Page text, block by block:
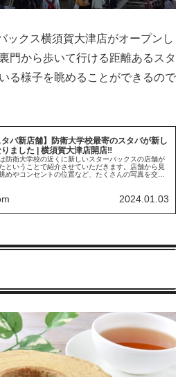
ックス横須賀大津店がオープンし
門から歩いて行ける距離あるスタ
る様子を眺めることができるので
タバ新店舗】防衛大学校最寄のスタバが新し
りました | 横須賀大津店開店‼︎
防衛大学校の近くに新しいスターバックスの店舗が
ということで紹介させていただきます。店舗から見
めやコンセントの位置など、たくさんの写真を交え
にも軽く一年生のお金の使い方と横須賀市のスタバ
て話していきます。
2024.01.03